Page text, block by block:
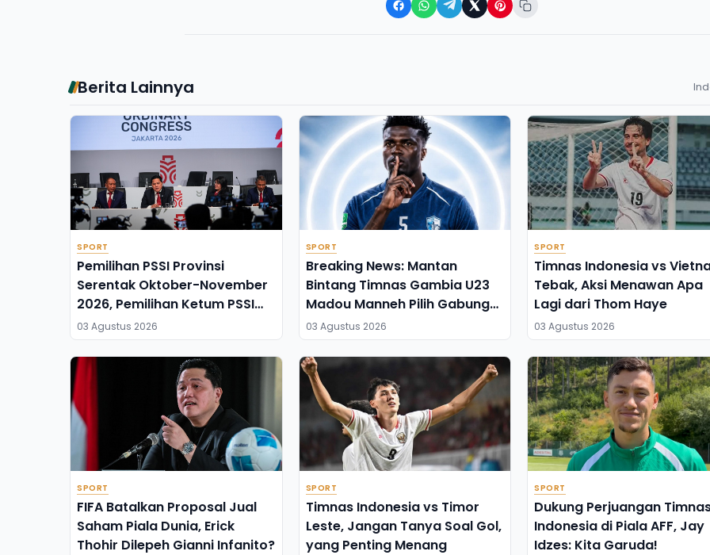
Berita Lainnya
SPORT
Pemilihan PSSI Provinsi
Serentak Oktober-November
2026, Pemilihan Ketum PSSI
Juli 2027
03 Agustus 2026
SPORT
Breaking News: Mantan
Bintang Timnas Gambia U23
Madou Manneh Pilih Gabung
Isen Mulang FC
03 Agustus 2026
SPORT
Timnas Indonesia vs
Tebak, Aksi Menawan Apa
Lagi dari Thom Haye
03 Agustus 2026
SPORT
FIFA Batalkan Proposal Jual
Saham Piala Dunia, Erick
Thohir Dilepeh Gianni Infanito?
SPORT
Timnas Indonesia vs Timor
Leste, Jangan Tanya Soal Gol,
yang Penting Menang
SPORT
Dukung Perjuangan
Indonesia di Piala AFF, Jay
Idzes: Kita Garuda!